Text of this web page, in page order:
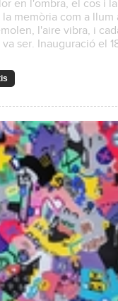
en l'ombra, el cos i
memòria com a llum
l'aire vibra, i
ser. Inauguració el